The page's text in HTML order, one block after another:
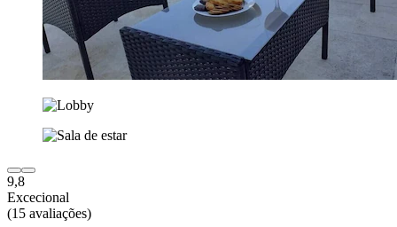
9,8
Excecional
(15 avaliações)